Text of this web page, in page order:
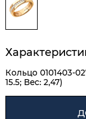
Кольцо 0101403-
15.5; Вес: 2,47)